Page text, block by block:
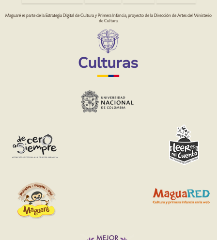
Maguaré es parte de la Estrategia Digital de Cultura y Primera Infancia, proyecto de la Dirección de Artes del Ministerio
de Cultura.